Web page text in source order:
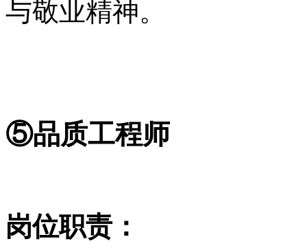
与敬业精神。
⑤品质工程师
岗位职责：